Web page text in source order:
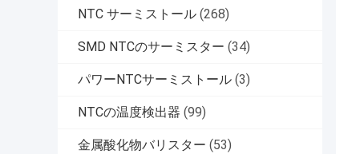
NTC サーミストール (268)
SMD NTCのサーミスター (34)
パワーNTCサーミストール (3)
NTCの温度検出器 (99)
金属酸化物バリスター (53)